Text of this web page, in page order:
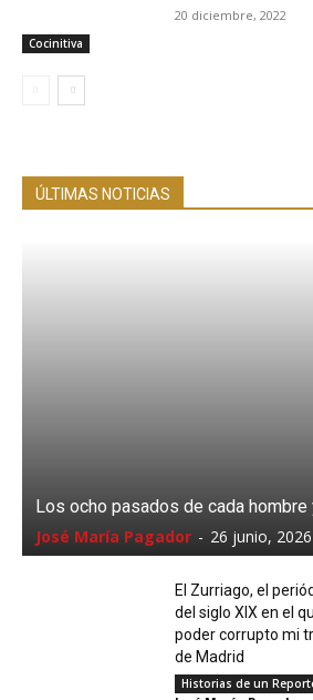
Cocinitiva
20 diciembre, 2022
ÚLTIMAS NOTICIAS
Los ocho pasados de cada hombre
José María Pagador - 26 junio, 2026
El Zurriago, el
del siglo XIX en el
poder corrupto mi
de Madrid
Historias de un